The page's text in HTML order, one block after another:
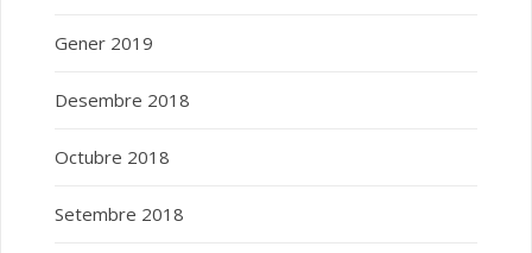
Gener 2019
Desembre 2018
Octubre 2018
Setembre 2018